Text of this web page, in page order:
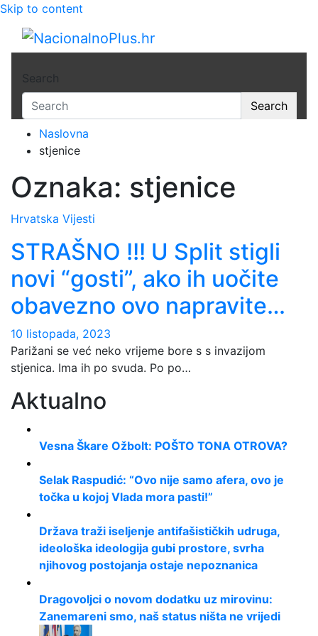
Skip to content
NacionalnoPlus.hr
Search
Search
Naslovna
stjenice
Oznaka: stjenice
Hrvatska Vijesti
STRAŠNO !!! U Split stigli
novi “gosti”, ako ih uočite
obavezno ovo napravite…
10 listopada, 2023
Parižani se već neko vrijeme bore s s invazijom
stjenica. Ima ih po svuda. Po po…
Aktualno
Vesna Škare Ožbolt: POŠTO TONA OTROVA?
Selak Raspudić: “Ovo nije samo afera, ovo je
točka u kojoj Vlada mora pasti!”
Država traži iseljenje antifašističkih udruga,
ideološka ideologija gubi prostore, svrha
njihovog postojanja ostaje nepoznanica
Dragovoljci o novom dodatku uz mirovinu:
Zanemareni smo, naš status ništa ne vrijedi